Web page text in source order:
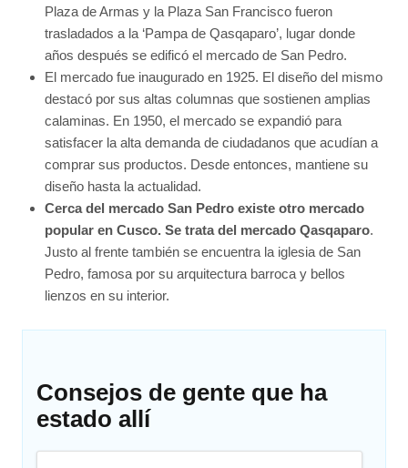
Plaza de Armas y la Plaza San Francisco fueron
trasladados a la ‘Pampa de Qasqaparo’, lugar donde
años después se edificó el mercado de San Pedro.
El mercado fue inaugurado en 1925. El diseño del mismo
destacó por sus altas columnas que sostienen amplias
calaminas. En 1950, el mercado se expandió para
satisfacer la alta demanda de ciudadanos que acudían a
comprar sus productos. Desde entonces, mantiene su
diseño hasta la actualidad.
Cerca del mercado San Pedro existe otro mercado
popular en Cusco. Se trata del mercado Qasqaparo.
Justo al frente también se encuentra la iglesia de San
Pedro, famosa por su arquitectura barroca y bellos
lienzos en su interior.
Consejos de gente que ha
estado allí